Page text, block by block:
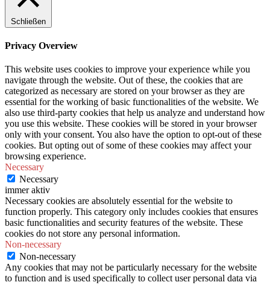
Schließen
Privacy Overview
This website uses cookies to improve your experience while you
navigate through the website. Out of these, the cookies that are
categorized as necessary are stored on your browser as they are
essential for the working of basic functionalities of the website. We
also use third-party cookies that help us analyze and understand how
you use this website. These cookies will be stored in your browser
only with your consent. You also have the option to opt-out of these
cookies. But opting out of some of these cookies may affect your
browsing experience.
Necessary
Necessary
immer aktiv
Necessary cookies are absolutely essential for the website to
function properly. This category only includes cookies that ensures
basic functionalities and security features of the website. These
cookies do not store any personal information.
Non-necessary
Non-necessary
Any cookies that may not be particularly necessary for the website
to function and is used specifically to collect user personal data via